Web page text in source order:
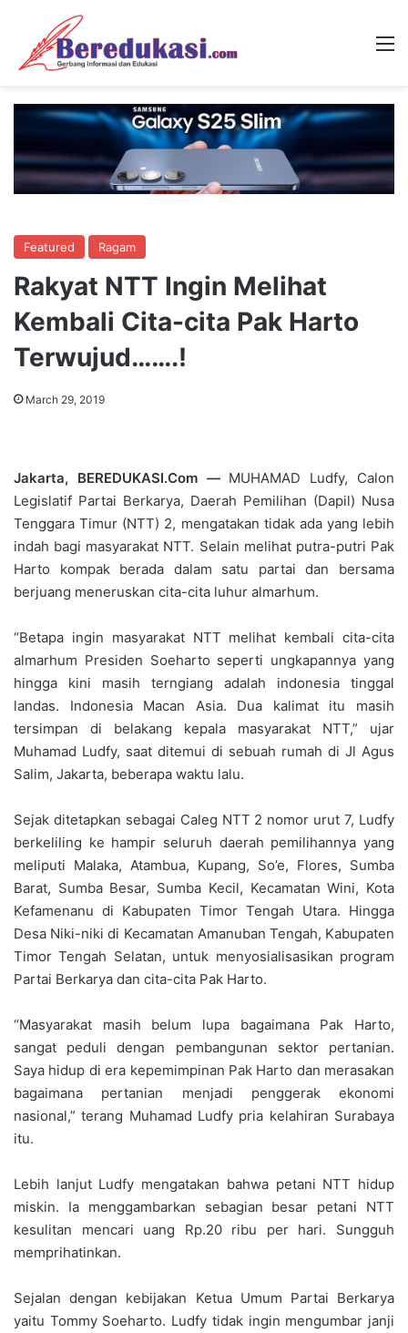
Featured Ragam
Rakyat NTT Ingin Melihat
Kembali Cita-cita Pak Harto
Terwujud…….!
March 29, 2019
Jakarta, BEREDUKASI.Com —MUHAMAD Ludfy, Calon
Legislatif Partai Berkarya, Daerah Pemilihan (Dapil) Nusa
Tenggara Timur (NTT) 2, mengatakan tidak ada yang lebih
indah bagi masyarakat NTT. Selain melihat putra-putri Pak
Harto kompak berada dalam satu partai dan bersama
berjuang meneruskan cita-cita luhur almarhum.
“Betapa ingin masyarakat NTT melihat kembali cita-cita
almarhum Presiden Soeharto seperti ungkapannya yang
hingga kini masih terngiang adalah indonesia tinggal
landas. Indonesia Macan Asia. Dua kalimat itu masih
tersimpan di belakang kepala masyarakat NTT,” ujar
Muhamad Ludfy, saat ditemui di sebuah rumah di Jl Agus
Salim, Jakarta, beberapa waktu lalu.
Sejak ditetapkan sebagai Caleg NTT 2 nomor urut 7, Ludfy
berkeliling ke hampir seluruh daerah pemilihannya yang
meliputi Malaka, Atambua, Kupang, So’e, Flores, Sumba
Barat, Sumba Besar, Sumba Kecil, Kecamatan Wini, Kota
Kefamenanu di Kabupaten Timor Tengah Utara. Hingga
Desa Niki-niki di Kecamatan Amanuban Tengah, Kabupaten
Timor Tengah Selatan, untuk menyosialisasikan program
Partai Berkarya dan cita-cita Pak Harto.
“Masyarakat masih belum lupa bagaimana Pak Harto,
sangat peduli dengan pembangunan sektor pertanian.
Saya hidup di era kepemimpinan Pak Harto dan merasakan
bagaimana pertanian menjadi penggerak ekonomi
nasional,” terang Muhamad Ludfy pria kelahiran Surabaya
itu.
Lebih lanjut Ludfy mengatakan bahwa petani NTT hidup
miskin. Ia menggambarkan sebagian besar petani NTT
kesulitan mencari uang Rp.20 ribu per hari. Sungguh
memprihatinkan.
Sejalan dengan kebijakan Ketua Umum Partai Berkarya
yaitu Tommy Soeharto. Ludfy tidak ingin mengumbar janji